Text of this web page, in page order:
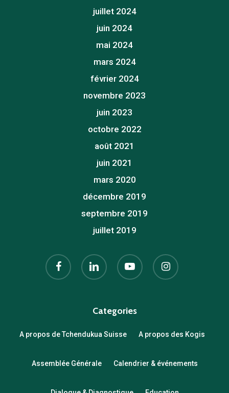
juillet 2024
juin 2024
mai 2024
mars 2024
février 2024
novembre 2023
juin 2023
octobre 2022
août 2021
juin 2021
mars 2020
décembre 2019
septembre 2019
juillet 2019
facebook linkedin youtube instagram
Categories
A propos de Tchendukua Suisse A propos des Kogis
Assemblée Générale Calendrier & événements